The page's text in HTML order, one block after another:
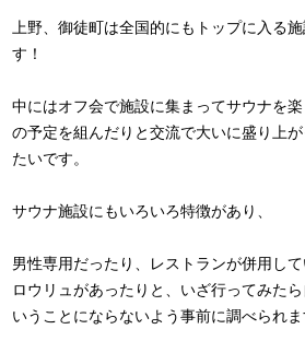
上野、御徒町は全国的にもトップに入る
す！
中にはオフ会で施設に集まってサウナを
の予定を組んだりと交流で大いに盛り上
たいです。
サウナ施設にもいろいろ特徴があり、
男性専用だったり、レストランが併用し
ロウリュがあったりと、いざ行ってみた
いうことにならないよう事前に調べられま